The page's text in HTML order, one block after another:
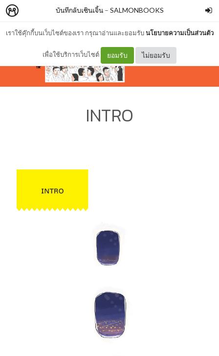
เราใช้คุ๊กกี้บนเว็บไซต์ของเรา กรุณาอ่านและยอมรับนโยบายความเป็นส่วนตัว
เพื่อใช้บริการเว็บไซต์ ยอมรับ ไม่ยอมรับ
บันทึกลับเซินเจิ้น– SALMONBOOKS
INTRO